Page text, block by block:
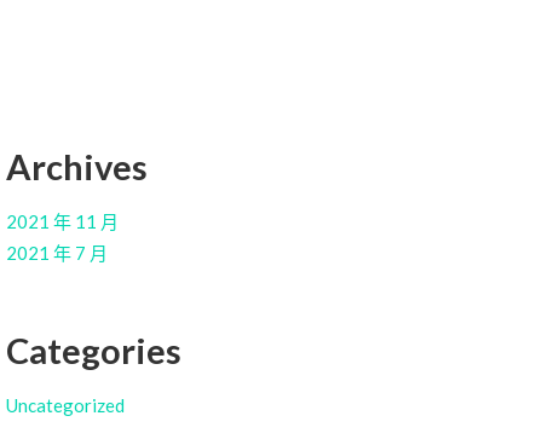
Archives
2021 年 11 月
2021 年 7 月
Categories
Uncategorized